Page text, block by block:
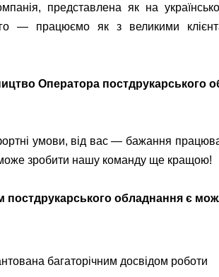
представлена ​​як на
— працюємо як з великими
Оператора постдрукарського
умови, від вас — бажання
зробити нашу команду ще кращою!
обладнання є
багаторічним досвідом роботи